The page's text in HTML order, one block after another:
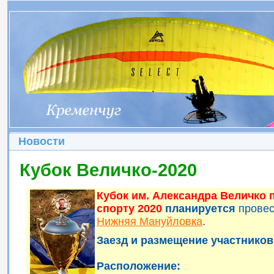
Новости
Кубок Величко-2020
Кубок им. Александра Величко
спорту 2020 планируется
Нижняя Мануйловка.
Заезд и размещение
Расположение: